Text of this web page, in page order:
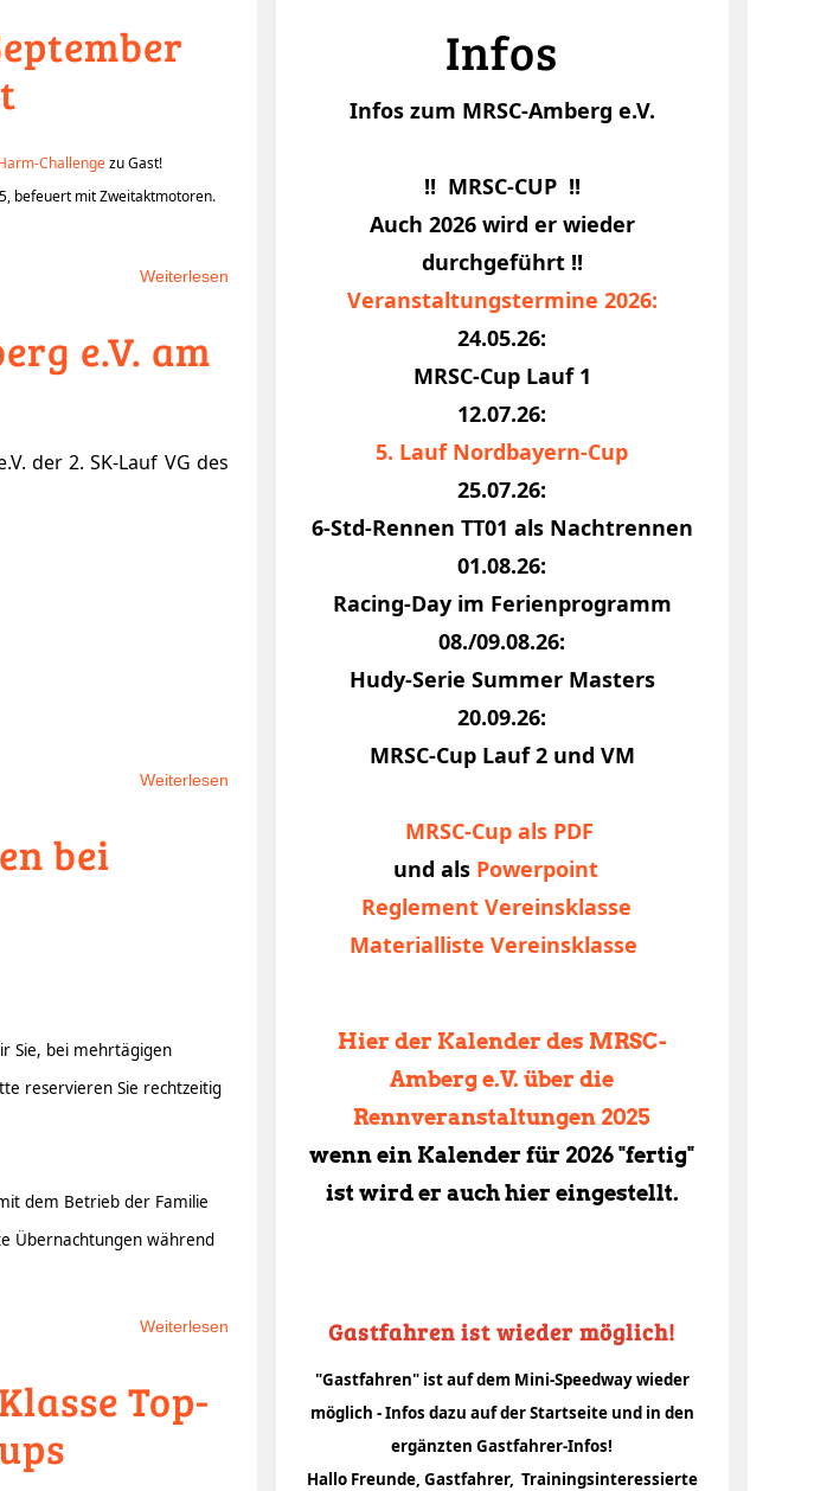
Challengezu Gast!
befeuert mit Zweitaktmotoren.
Weiterlesen
e.V. am
der 2. SK-Lauf VG des
Weiterlesen
bei
Sie, bei mehrtägigen
reservieren Sie rechtzeitig
dem Betrieb der Familie
Übernachtungen während
Weiterlesen
Veranstaltungen
Top-
Infos
Infos zum MRSC-Amberg e.V.
!! MRSC-CUP !!
Auch 2026 wird er wieder
durchgeführt !!
Veranstaltungstermine 2026:
24.05.26:
MRSC-Cup Lauf 1
12.07.26:
5. Lauf Nordbayern-Cup
25.07.26:
6-Std-Rennen TT01 als Nachtrennen
01.08.26:
Racing-Day im Ferienprogramm
08./09.08.26:
Hudy-Serie Summer Masters
20.09.26:
MRSC-Cup Lauf 2 und VM
MRSC-Cup als PDF
und als Powerpoint
Reglement Vereinsklasse
Materialliste Vereinsklasse
Hier der Kalender des MRSC-
Amberg e.V. über die
Rennveranstaltungen 2025
wenn ein Kalender für 2026 "fertig"
ist wird er auch hier eingestellt.
Gastfahren ist wieder möglich!
"Gastfahren" ist auf dem Mini-Speedway wieder
möglich - Infos dazu auf der Startseite und in den
ergänzten Gastfahrer-Infos!
Hallo Freunde, Gastfahrer, Trainingsinteressierte